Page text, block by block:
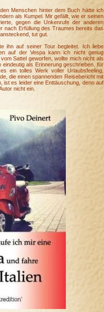
Menschen hinter dem Buch hätte ich
als Kumpel. Mir gefällt, wie er seinen
gegen die Unkenrufe der anderen
nach Erfüllung des Traumes bereits das
tut gut.
ihn auf seiner Tour begleitet. Ich liebe
auf der Vespa kann ich nicht genug
Sattel geworfen, wollte mich nicht als
als Erinnerung geschrieben. für
ein tolles Werk voller Urlaubsfeeling,
die einen spannenden Reisebericht mit
ist es leider eine Enttäuschung, denn auf
nicht ein.